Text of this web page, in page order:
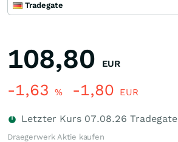
Tradegate
108,80 EUR
-1,63 % -1,80 EUR
Letzter Kurs 07.08.26 Tradegate
Draegerwerk Aktie kaufen